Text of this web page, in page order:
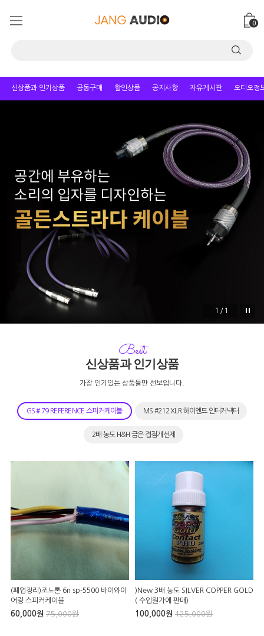
0
신상품과 인기상품 공동구매 할인상품 공지사항 자유게시판 오디오정
1/1
Best
신상품과 인기상품
가장 인기있는 상품들만 선보입니다.
GS # 79 REFERENCE 스피커케이블 MS #212 XLR 하이엔드 인터커넥터
2배 농도 H&H 금은 접점개선제
(폐업정리)조노톤 6n sp-5500 바이와이
어링 스피커케이블
60,000원 75,000원
)New 3배 농도 SILVER COPPER GOLD
( 수입원가에 판매)
100,000원 125,000원